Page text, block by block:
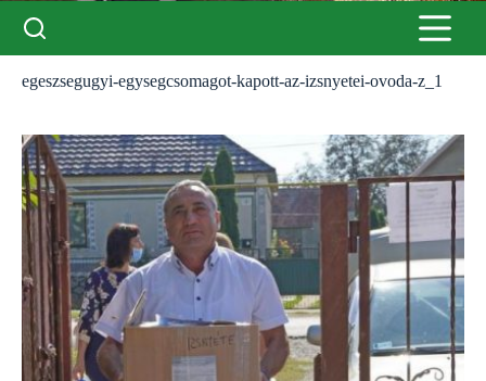
egeszsegugyi-egysegcsomagot-kapott-az-izsnyetei-ovoda-z_1